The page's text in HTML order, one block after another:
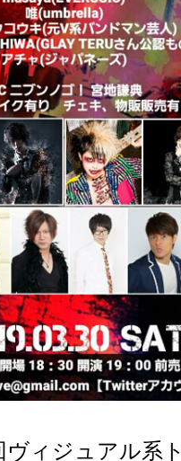
ヴィジュアル系